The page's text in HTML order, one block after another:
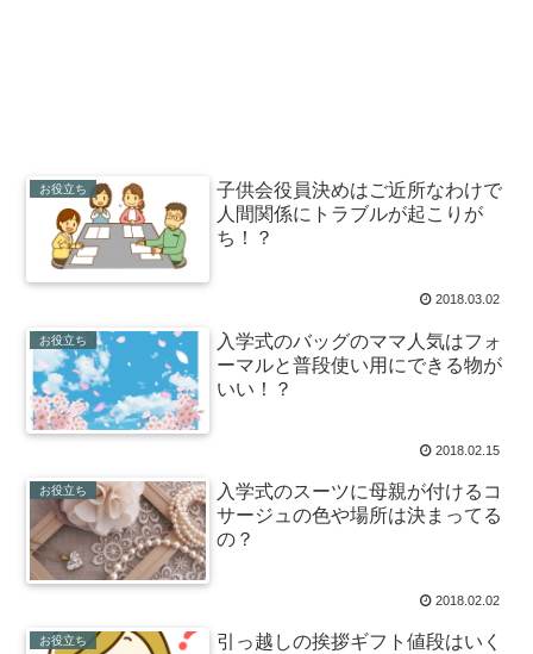
お役立ち
子供会役員決めはご近所なわけで
人間関係にトラブルが起こりが
ち！？
2018.03.02
お役立ち
入学式のバッグのママ人気はフォ
ーマルと普段使い用にできる物が
いい！？
2018.02.15
お役立ち
入学式のスーツに母親が付けるコ
サージュの色や場所は決まってる
の？
2018.02.02
お役立ち
引っ越しの挨拶ギフト値段はいく